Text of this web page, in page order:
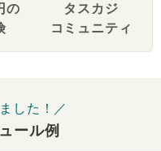
の
タスカジ
コミュニティ
した！／
ール例